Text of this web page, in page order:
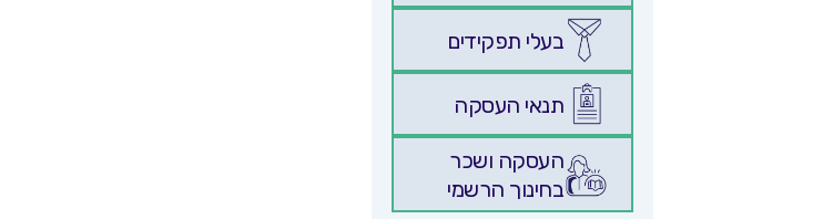
בעלי תפקידים
תנאי העסקה
העסקה ושכר
בחינוך הרשמי